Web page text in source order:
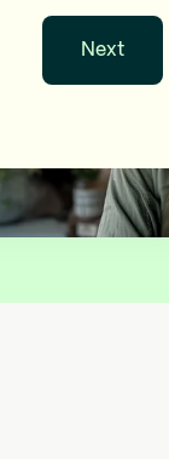
Next